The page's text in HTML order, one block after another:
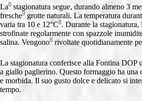
La8 stagionatura segue, durando almeno 3
fresche9 grotte naturali. La temperatura
varia tra 10 e 12°C8. Durante la
strofinate regolarmente con spazzole
salina. Vengono8 rivoltate quotidianamente
La stagionatura conferisce alla Fontina DOP
a giallo paglierino. Questo formaggio ha una
e morbida. Il suo gusto dolce e delicato si
tempo.